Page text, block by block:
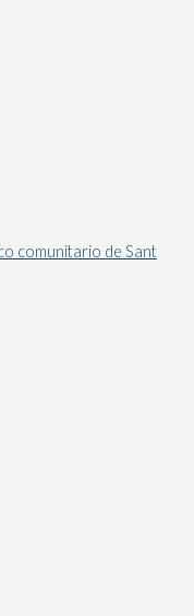
comunitario de Sant